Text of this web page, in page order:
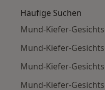
Häufige Suchen
Mund-Kiefer-
Mund-Kiefer-
Mund-Kiefer-
Mund-Kiefer-